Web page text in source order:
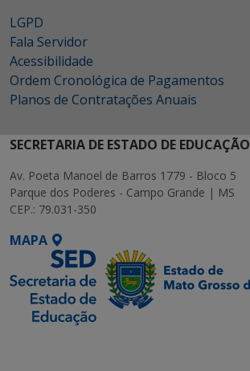
LGPD
Fala Servidor
Acessibilidade
Ordem Cronológica de Pagamentos
Planos de Contratações Anuais
SECRETARIA DE ESTADO DE EDUCAÇÃO
Av. Poeta Manoel de Barros 1779 - Bloco 5
Parque dos Poderes - Campo Grande | MS
CEP.: 79.031-350
MAPA